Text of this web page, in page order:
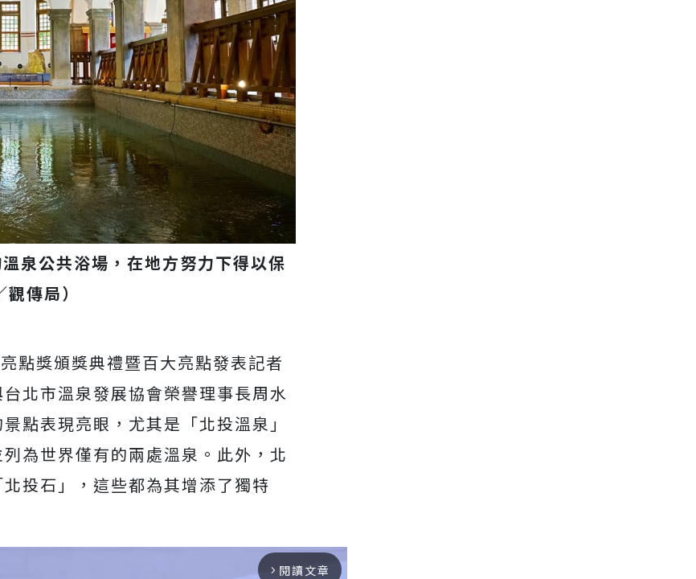
泉公共浴場，在地方努力下得以保
傳局）
點獎頒獎典禮暨百大亮點發表記者
北市溫泉發展協會榮譽理事長周水
點表現亮眼，尤其是「北投溫泉」
為世界僅有的兩處溫泉。此外，北
投石」，這些都為其增添了獨特
arrow_forward_ios 閱讀文章